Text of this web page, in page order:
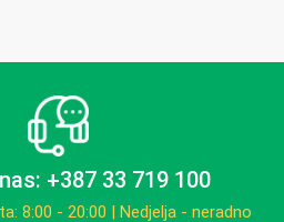
+387 33 719 100
8:00 - 20:00 | Nedjelja - neradno